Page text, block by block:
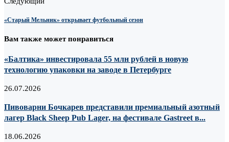
«Старый Мельник» открывает футбольный сезон
Вам также может понравиться
«Балтика» инвестировала 55 млн рублей в новую
технологию упаковки на заводе в Петербурге
26.07.2026
Пивоварни Бочкарев представили премиальный азотный
лагер Black Sheep Pub Lager, на фестивале Gastreet в...
18.06.2026